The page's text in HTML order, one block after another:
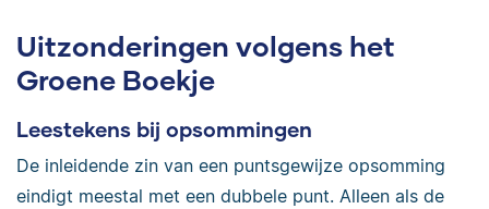
Uitzonderingen volgens het
Groene Boekje
Leestekens bij opsommingen
De inleidende zin van een puntsgewijze opsomming
eindigt meestal met een dubbele punt. Alleen als de